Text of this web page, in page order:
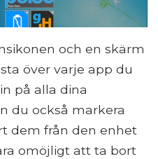
och en skärm
över varje app du
på alla dina
du också markera
dem från den enhet
omöjligt att ta bort